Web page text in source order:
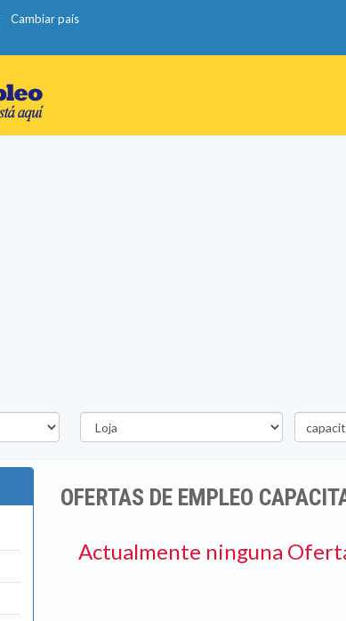
Cambiar país
Provincia
Palabra
clave
OFERTAS DE EMPLEO
Actualmente ninguna